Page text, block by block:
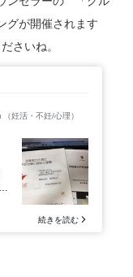
が開催されます
さいね。